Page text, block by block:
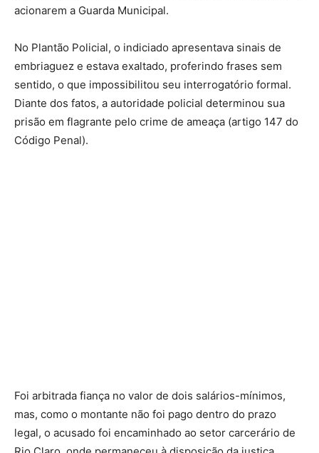
acionarem a Guarda Municipal.
No Plantão Policial, o indiciado apresentava sinais de
embriaguez e estava exaltado, proferindo frases sem
sentido, o que impossibilitou seu interrogatório formal.
Diante dos fatos, a autoridade policial determinou sua
prisão em flagrante pelo crime de ameaça (artigo 147 do
Código Penal).
Foi arbitrada fiança no valor de dois salários-mínimos,
mas, como o montante não foi pago dentro do prazo
legal, o acusado foi encaminhado ao setor carcerário de